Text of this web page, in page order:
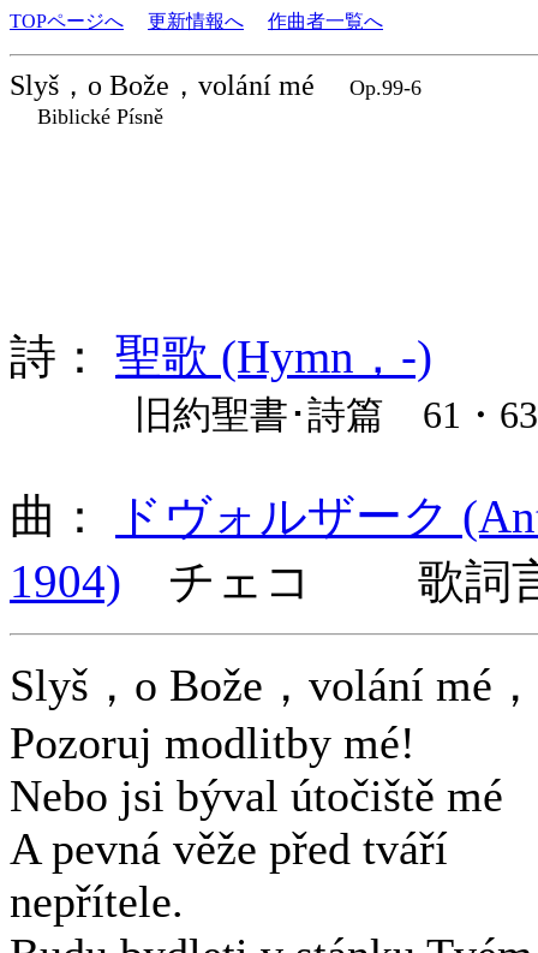
TOPページへ 更新情報へ 作曲者一覧へ
Slyš，o Bože，volání mé
Op.99-6
Biblické Písně
詩： 聖歌 (Hymn，-)
旧約聖書･詩篇 61・
曲：
ドヴォルザーク
1904) チェコ 歌詞言
Slyš，o Bože，volání mé，
Pozoruj modlitby mé!
Nebo jsi býval útočiště mé
A pevná věže před tváří
nepřítele.